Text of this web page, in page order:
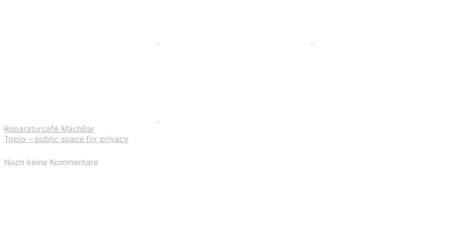
Reparaturcafé MachBar
Topio – public space for privacy
Noch keine Kommentare